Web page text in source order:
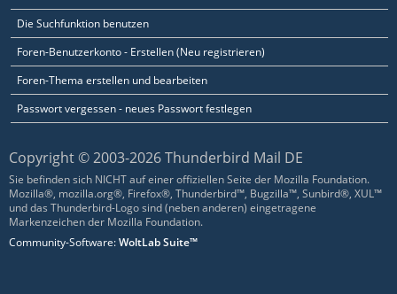
Die Suchfunktion benutzen
Foren-Benutzerkonto - Erstellen (Neu registrieren)
Foren-Thema erstellen und bearbeiten
Passwort vergessen - neues Passwort festlegen
Copyright © 2003-2026 Thunderbird Mail DE
Sie befinden sich NICHT auf einer offiziellen Seite der Mozilla Foundation.
Mozilla®, mozilla.org®, Firefox®, Thunderbird™, Bugzilla™, Sunbird®, XUL™
und das Thunderbird-Logo sind (neben anderen) eingetragene
Markenzeichen der Mozilla Foundation.
Community-Software:WoltLab Suite™